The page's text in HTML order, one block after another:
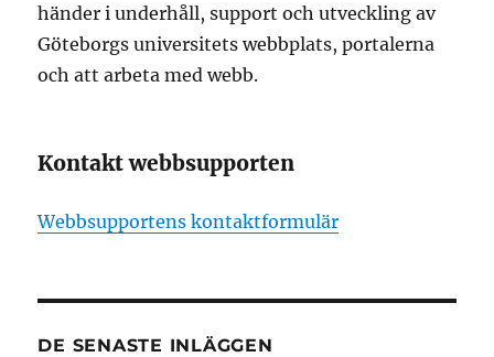
händer i underhåll, support och utveckling av
Göteborgs universitets webbplats, portalerna
och att arbeta med webb.
Kontakt webbsupporten
Webbsupportens kontaktformulär
DE SENASTE INLÄGGEN